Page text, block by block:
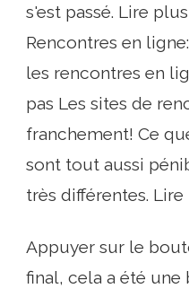
s'est passé. Lire
Rencontres en
les rencontres en
pas Les sites de
franchement! Ce
sont tout aussi
très différentes. Lire
Appuyer sur le
final, cela a été une